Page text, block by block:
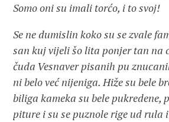
Somo oni su imali torćo, i to svoj!
Se ne dumislin koko su se zvale
san kuj vijeli šo lita ponjer tan na
čuda Vesnaver pisanih pu
ni belo već nijeniga. Hiže su bele
biliga kameka su bele pukredene,
piture i su se puznole rige ud rula